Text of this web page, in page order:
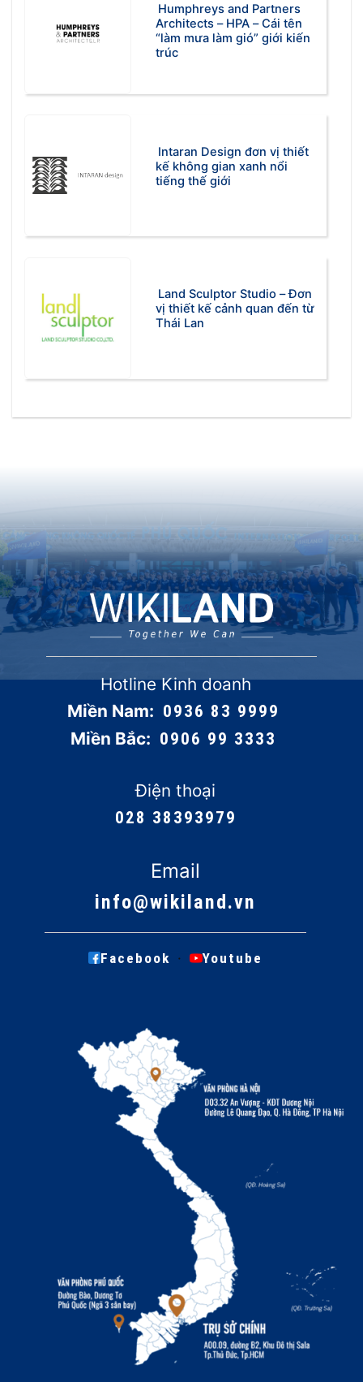
Humphreys and Partners
Architects – HPA – Cái tên
“làm mưa làm gió” giới kiến
trúc
Intaran Design đơn vị thiết
kế không gian xanh nổi
tiếng thế giới
Land Sculptor Studio – Đơn
vị thiết kế cảnh quan đến từ
Thái Lan
Hotline Kinh doanh
Miền Nam: 0936 83 9999
Miền Bắc: 0906 99 3333
Điện thoại
028 38393979
Email
info@wikiland.vn
Facebook · Youtube